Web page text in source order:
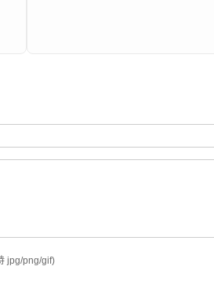
jpg/png/gif)